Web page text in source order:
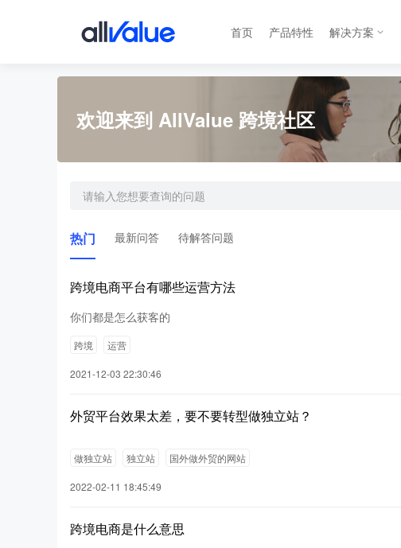
首页 产品特性 解决方案
欢迎来到 AllValue 跨境社区
热门 最新问答 待解答问题
跨境电商平台有哪些运营方法
你们都是怎么获客的
跨境 运营
2021-12-03 22:30:46
外贸平台效果太差，要不要转型做独立站？
做独立站 独立站 国外做外贸的网站
2022-02-11 18:45:49
跨境电商是什么意思